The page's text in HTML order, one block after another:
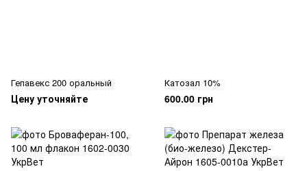
Гепавекс 200 оральный
Цену уточняйте
Катозал 10%
600.00 грн